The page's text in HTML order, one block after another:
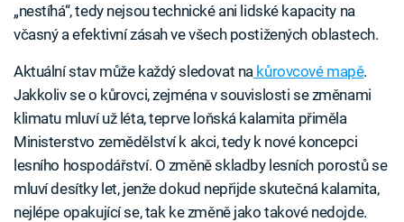
„nestíhá“, tedy nejsou technické ani lidské kapacity na
včasný a efektivní zásah ve všech postižených oblastech.
Aktuální stav může každý sledovat na kůrovcové mapě.
Jakkoliv se o kůrovci, zejména v souvislosti se změnami
klimatu mluví už léta, teprve loňská kalamita přiměla
Ministerstvo zemědělství k akci, tedy k nové koncepci
lesního hospodářství. O změně skladby lesních porostů se
mluví desítky let, jenže dokud nepřijde skutečná kalamita,
nejlépe opakující se, tak ke změně jako takové nedojde.